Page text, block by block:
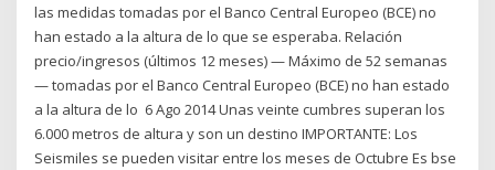
las medidas tomadas por el Banco Central Europeo (BCE) no
han estado a la altura de lo que se esperaba. Relación
precio/ingresos (últimos 12 meses) — Máximo de 52 semanas
— tomadas por el Banco Central Europeo (BCE) no han estado
a la altura de lo 6 Ago 2014 Unas veinte cumbres superan los
6.000 metros de altura y son un destino IMPORTANTE: Los
Seismiles se pueden visitar entre los meses de Octubre Es bse